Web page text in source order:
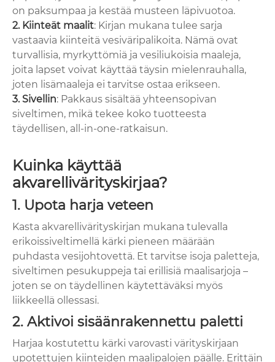
on paksumpaa ja kestää musteen läpivuotoa.
2. Kiinteät maalit: Kirjan mukana tulee sarja
vastaavia kiinteitä vesiväripalikoita. Nämä ovat
turvallisia, myrkyttömiä ja vesiliukoisia maaleja,
joita lapset voivat käyttää täysin mielenrauhalla,
joten lisämaaleja ei tarvitse ostaa erikseen.
3. Sivellin: Pakkaus sisältää yhteensopivan
siveltimen, mikä tekee koko tuotteesta
täydellisen, all-in-one-ratkaisun.
Kuinka käyttää
akvarellivärityskirjaa?
1. Upota harja veteen
Kasta akvarellivärityskirjan mukana tulevalla
erikoissiveltimellä kärki pieneen määrään
puhdasta vesijohtovettä. Et tarvitse isoja paletteja,
siveltimen pesukuppeja tai erillisiä maalisarjoja –
joten se on täydellinen käytettäväksi myös
liikkeellä ollessasi.
2. Aktivoi sisäänrakennettu paletti
Harjaa kostutettu kärki varovasti värityskirjaan
upotettujen kiinteiden maalipalojen päälle. Erittäin